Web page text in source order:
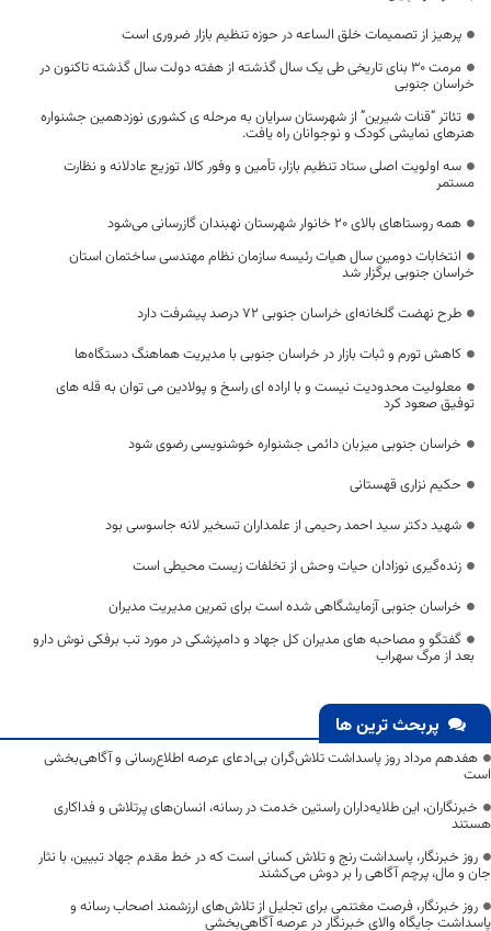
پرهیز از تصمیمات خلق الساعه در حوزه تنظيم بازار ضروری است
مرمت ۳۰ بنای تاریخی طی یک سال گذشته از هفته دولت سال گذشته تاکنون در
خراسان جنوبی
تئاتر “قنات شیرین” از شهرستان سرایان به مرحله ی کشوری نوزدهمین جشنواره
هنرهای نمایشی کودک و نوجوانان راه یافت.
سه اولویت اصلی ستاد تنظیم بازار، تأمین و وفور کالا، توزیع عادلانه و نظارت
مستمر
همه روستاهای بالای ۲۰ خانوار شهرستان نهبندان گازرسانی می‌شود
انتخابات دومین سال هیات رئیسه سازمان نظام مهندسی ساختمان استان
خراسان جنوبی برگزار شد
طرح نهضت گلخانه‌ای خراسان جنوبی ۷۲ درصد پیشرفت دارد
کاهش تورم و ثبات بازار در خراسان جنوبی با مدیریت هماهنگ دستگاه‌ها
معلولیت محدودیت نیست و با اراده ای راسخ و پولادین می توان به قله های
توفیق صعود کرد
خراسان جنوبی میزبان دائمی جشنواره خوشنویسی رضوی شود
حکیم نزاری قهستانی
شهید دکتر سید احمد رحیمی از علمداران تسخیر لانه جاسوسی بود
زنده‌گیری نوزادان حیات وحش از تخلفات زیست محیطی است
خراسان جنوبی آزمایشگاهی شده است برای تمرین مدیریت مدیران
گفتگو و مصاحبه های مدیران کل جهاد و دامپزشکی در مورد تب برفکی نوش دارو
بعد از مرگ سهراب
پربحث ترین ها
هفدهم مرداد روز پاسداشت تلاش‌گران بی‌ادعای عرصه اطلاع‌رسانی و آگاهی‌بخشی
است
خبرنگاران، این طلایه‌داران راستین خدمت در رسانه، انسان‌های پرتلاش و فداکاری
هستند
روز خبرنگار، پاسداشت رنج و تلاش کسانی است که در خط مقدم جهاد تبیین، با نثار
جان و مال، پرچم آگاهی را بر دوش می‌کشند
روز خبرنگار، فرصت مغتنمی برای تجلیل از تلاش‌های ارزشمند اصحاب رسانه و
پاسداشت جایگاه والای خبرنگار در عرصه آگاهی‌بخشی